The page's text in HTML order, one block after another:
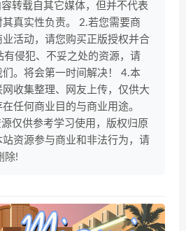
转载自其它媒体，但并不代表
真实性负责。 2.若您需要商
活动，请您购买正版授权并合
有侵犯、不妥之处的资源，请
。将会第一时间解决！ 4.本
收集整理、网友上传，仅供大
任何商业目的与商业用途。
仅供参考学习使用，版权归原
资源参与商业和非法行为，请
除!